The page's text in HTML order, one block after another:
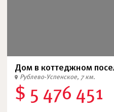
Дом в коттеджном
Рублево-Успенское, 7 км.
$ 5 476 451